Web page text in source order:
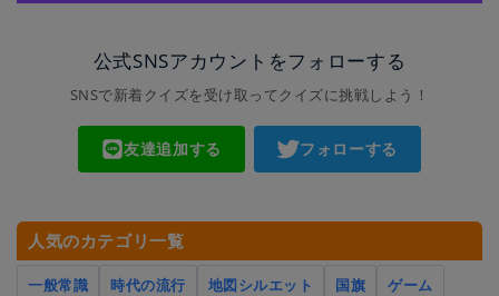
公式SNSアカウントをフォローする
SNSで新着クイズを受け取ってクイズに挑戦しよう！
友達追加する フォローする
人気のカテゴリ一覧
一般常識 時代の流行 地図シルエット 国旗
ゲーム